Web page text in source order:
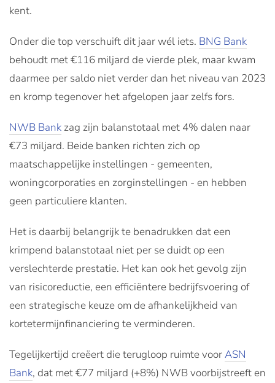
kent.
Onder die top verschuift dit jaar wél iets. BNG Bank
behoudt met €116 miljard de vierde plek, maar kwam
daarmee per saldo niet verder dan het niveau van 2023
en kromp tegenover het afgelopen jaar zelfs fors.
NWB Bank zag zijn balanstotaal met 4% dalen naar
€73 miljard. Beide banken richten zich op
maatschappelijke instellingen - gemeenten,
woningcorporaties en zorginstellingen - en hebben
geen particuliere klanten.
Het is daarbij belangrijk te benadrukken dat een
krimpend balanstotaal niet per se duidt op een
verslechterde prestatie. Het kan ook het gevolg zijn
van risicoreductie, een efficiëntere bedrijfsvoering of
een strategische keuze om de afhankelijkheid van
kortetermijnfinanciering te verminderen.
Tegelijkertijd creëert die terugloop ruimte voorASN
Bank, dat met €77 miljard (+8%) NWB voorbijstreeft en